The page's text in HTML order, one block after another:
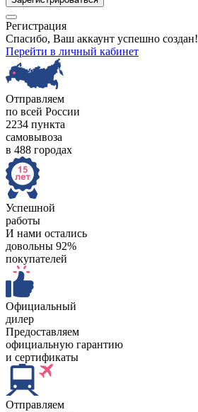
Регистрация
Спасибо, Ваш аккаунт успешно создан!
Перейти в личный кабинет
Отправляем
по всей России
2234 пункта
самовывоза
в 488 городах
Успешной
работы
И нами остались
довольны 92%
покупателей
Официальный
дилер
Предоставляем
официальную гарантию
и сертификаты
Отправляем